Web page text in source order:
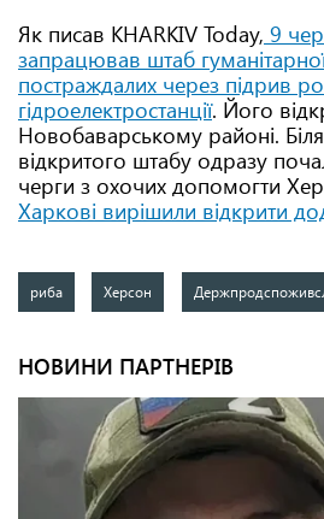
Як писав KHARKIV Today, 9
запрацював штаб
постраждалих через підрив
гідроелектростанції. Його
Новобаварському районі.
відкритого штабу одразу
черги з охочих допомогти
Харкові вирішили відкрити
риба Херсон